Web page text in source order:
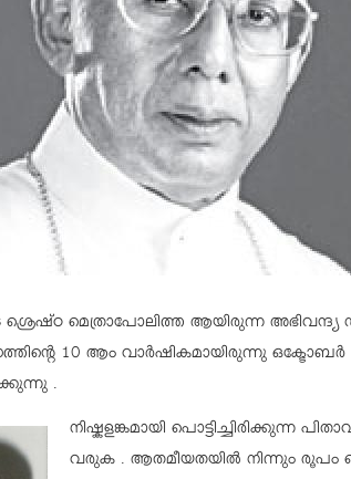
മെത്രാപോലിത്ത ആയിരുന്ന അഭിവന്ദ്യ
10 ആം വാർഷികമായിരുന്നു
.
നിഷ്കളങ്കമായി പൊട്ടിച്ചിരിക്കുന്ന
വരുക . ആതമീയതയിൽ നിന്നും രൂപം